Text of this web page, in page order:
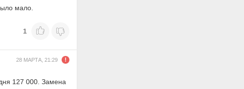
мало.
1
28 МАРТА, 21:29
127 000. Замена